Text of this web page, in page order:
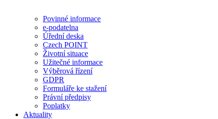
Povinné informace
e-podatelna
Úřední deska
Czech POINT
Životní situace
Užitečné informace
Výběrová řízení
GDPR
Formuláře ke stažení
Právní předpisy
Poplatky
Aktuality